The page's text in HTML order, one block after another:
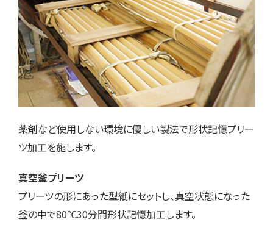
薬剤など使用しない環境に優しい製法で形状記憶プリー
ツ加工を施します。
真空釜プリーツ
プリーツの形にあった型紙にセットし、真空状態になった
釜の中で80℃30分間形状記憶加工します。